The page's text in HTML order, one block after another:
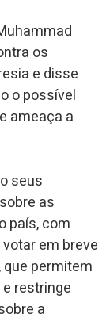
os
e disse
o possível
ameaça a
seus
as
país, com
em breve
que permitem
restringe
a